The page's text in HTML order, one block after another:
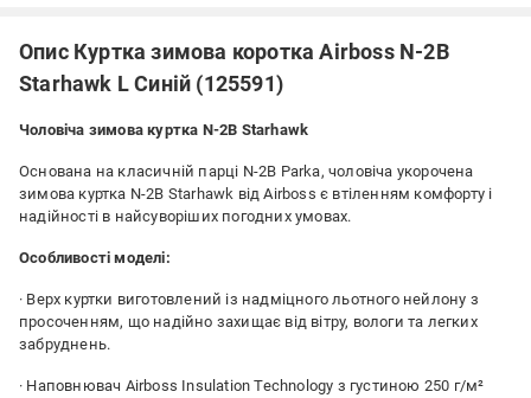
Опис Куртка зимова коротка Airboss N-2B
Starhawk L Синій (125591)
Чоловіча зимова куртка N-2B Starhawk
Основана на класичній парці N-2B Parka, чоловіча укорочена
зимова куртка N-2B Starhawk від Airboss є втіленням комфорту і
надійності в найсуворіших погодних умовах.
Особливості моделі:
· Верх куртки виготовлений із надміцного льотного нейлону з
просоченням, що надійно захищає від вітру, вологи та легких
забруднень.
· Наповнювач Airboss Insulation Technology з густиною 250 г/м²